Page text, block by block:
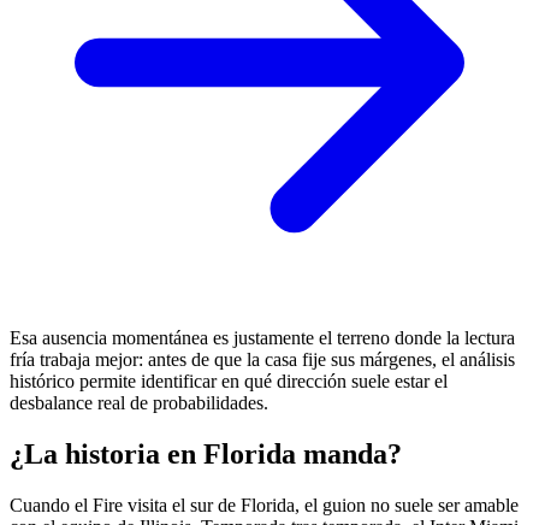
Esa ausencia momentánea es justamente el terreno donde la lectura
fría trabaja mejor: antes de que la casa fije sus márgenes, el análisis
histórico permite identificar en qué dirección suele estar el
desbalance real de probabilidades.
¿La historia en Florida manda?
Cuando el Fire visita el sur de Florida, el guion no suele ser amable